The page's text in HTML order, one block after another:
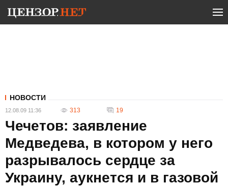
НОВОСТИ
12.08.09 11:36 313 19
Чечетов: заявление
Медведева, в котором у него
разрывалось сердце за
Украину, аукнется и в газовой